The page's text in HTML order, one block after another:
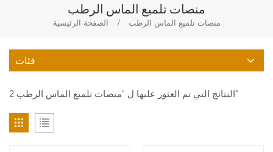
منصات تلميع الماس الرطب
الصفحة الرئيسية / منصات تلميع الماس الرطب
فئات
2 النتائج التي تم العثور عليها ل "منصات تلميع الماس الرطب"